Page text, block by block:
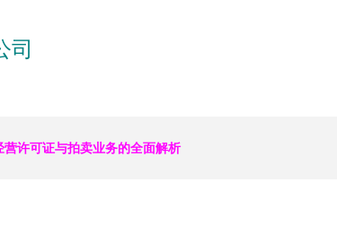
司
营许可证与拍卖业务的全面解析